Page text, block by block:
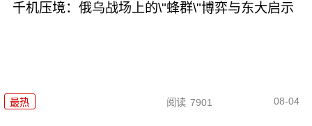
千机压境：俄乌战场上的\"蜂群\"博弈与东大启示
最热 阅读 7901 08-04